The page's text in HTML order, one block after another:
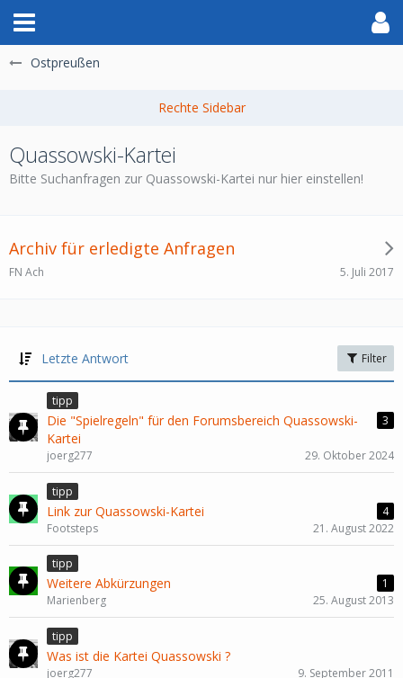
Ostpreußen
Quassowski-Kartei
Bitte Suchanfragen zur Quassowski-Kartei nur hier einstellen!
Archiv für erledigte Anfragen
FN Ach 5. Juli 2017
Letzte Antwort Filter
tipp
Die "Spielregeln" für den Forumsbereich Quassowski-
Kartei
3
joerg277 29. Oktober 2024
tipp
Link zur Quassowski-Kartei
4
Footsteps
21. August 2022
tipp
Weitere Abkürzungen
1
Marienberg
25. August 2013
tipp
Was ist die Kartei Quassowski ?
joerg277 9. September 2011